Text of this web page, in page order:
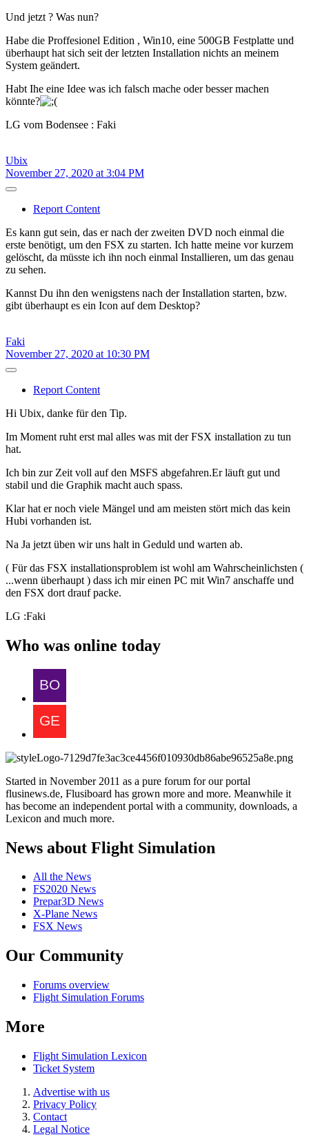
Und jetzt ? Was nun?
Habe die Proffesionel Edition , Win10, eine 500GB Festplatte und
überhaupt hat sich seit der letzten Installation nichts an meinem
System geändert.
Habt Ihe eine Idee was ich falsch mache oder besser machen
könnte?
LG vom Bodensee : Faki
Ubix
November 27, 2020 at 3:04 PM
Report Content
Es kann gut sein, das er nach der zweiten DVD noch einmal die
erste benötigt, um den FSX zu starten. Ich hatte meine vor kurzem
gelöscht, da müsste ich ihn noch einmal Installieren, um das genau
zu sehen.
Kannst Du ihn den wenigstens nach der Installation starten, bzw.
gibt überhaupt es ein Icon auf dem Desktop?
Faki
November 27, 2020 at 10:30 PM
Report Content
Hi Ubix, danke für den Tip.
Im Moment ruht erst mal alles was mit der FSX installation zu tun
hat.
Ich bin zur Zeit voll auf den MSFS abgefahren.Er läuft gut und
stabil und die Graphik macht auch spass.
Klar hat er noch viele Mängel und am meisten stört mich das kein
Hubi vorhanden ist.
Na Ja jetzt üben wir uns halt in Geduld und warten ab.
( Für das FSX installationsproblem ist wohl am Wahrscheinlichsten (
...wenn überhaupt ) dass ich mir einen PC mit Win7 anschaffe und
den FSX dort drauf packe.
LG :Faki
Who was online today
Started in November 2011 as a pure forum for our portal
flusinews.de, Flusiboard has grown more and more. Meanwhile it
has become an independent portal with a community, downloads, a
Lexicon and much more.
News about Flight Simulation
All the News
FS2020 News
Prepar3D News
X-Plane News
FSX News
Our Community
Forums overview
Flight Simulation Forums
More
Flight Simulation Lexicon
Ticket System
Advertise with us
Privacy Policy
Contact
Legal Notice